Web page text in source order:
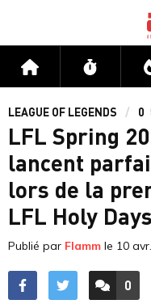
Accueil Flux
LEAGUE OF LEGENDS 0
LFL Spring
lancent
lors de la
LFL Holy Days
Publié par Flamm le 10
0